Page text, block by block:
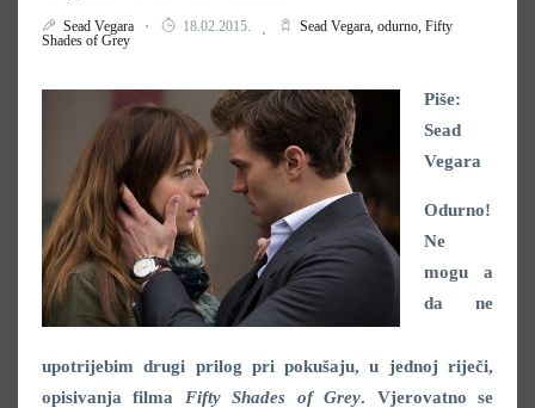
Sead Vegara 18.02.2015. Sead Vegara, odurno, Fifty
Shades of Grey
Piše:
Sead
Vegara
Odurno!
Ne
mogu a
da ne
upotrijebim drugi prilog pri pokušaju, u jednoj riječi,
opisivanja filma Fifty Shades of Grey. Vjerovatno se